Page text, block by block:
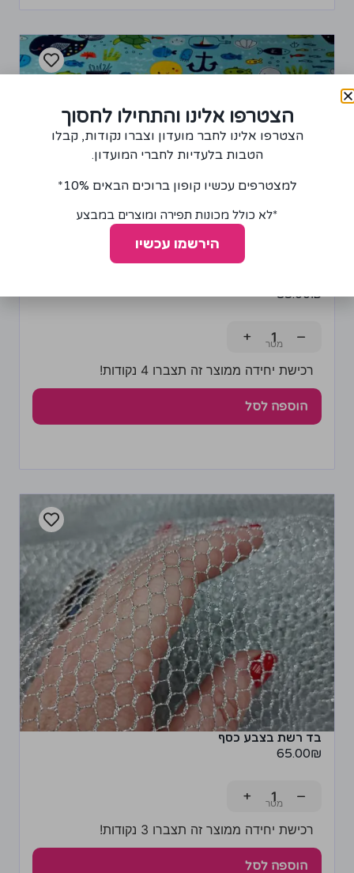
85.00₪
−
+
רכישת יחידה ממוצר זה תצברו 4 נקודות!
הוספה לסל
בד רשת בצבע כסף
65.00₪
−
+
רכישת יחידה ממוצר זה תצברו 3 נקודות!
הוספה לסל
הצטרפו אלינו והתחילו לחסוך
הצטרפו אלינו לחבר מועדון וצברו נקודות, קבלו
הטבות בלעדיות לחברי המועדון.
למצטרפים עכשיו קופון ברוכים הבאים 10%*
*לא כולל מכונות תפירה ומוצרים במבצע
הירשמו עכשיו